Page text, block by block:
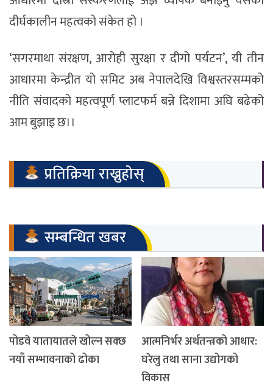
दीर्घकालीन महत्वको संकेत हो ।
‘सगरमाथा संरक्षण, आरोही सुरक्षा र दीगो पर्यटन’, यी तीन
आधारमा केन्द्रीत यो समिट अब नेपालदेखि विश्वस्तरसम्मको
नीति संवादको महत्वपूर्ण प्लाटफर्म बन्ने दिशामा अघि बढेको
आम बुझाइ छ।।
प्रतिक्रिया राख्नुहोस्
सम्बन्धित खबर
पोडवे यातायातले खोल्न सक्छ
नयाँ सम्भावनाको ढोका
आत्मनिर्भर अर्थतन्त्रको आधार:
घरेलु तथा साना उद्योगको
विकास